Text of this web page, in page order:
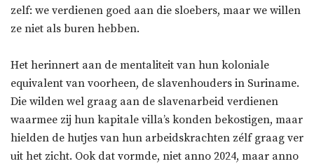
zelf: we verdienen goed aan die sloebers, maar we willen
ze niet als buren hebben.
Het herinnert aan de mentaliteit van hun koloniale
equivalent van voorheen, de slavenhouders in Suriname.
Die wilden wel graag aan de slavenarbeid verdienen
waarmee zij hun kapitale villa’s konden bekostigen, maar
hielden de hutjes van hun arbeidskrachten zélf graag ver
uit het zicht. Ook dat vormde, niet anno 2024, maar anno